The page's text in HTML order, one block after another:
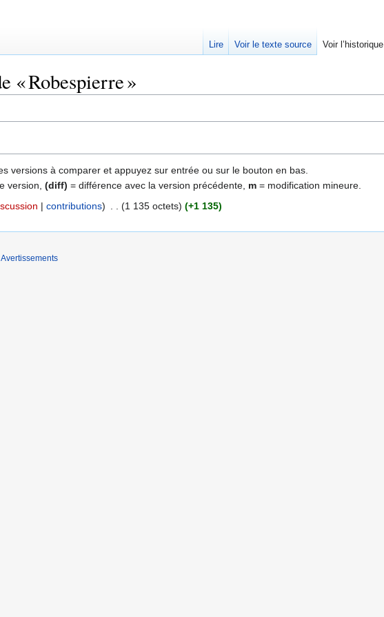
« Robespierre »
versions à comparer et appuyez sur entrée ou sur le bouton en bas.
version, (diff) = différence avec la version précédente, m = modification mineure.
contributions 1 135 octets +1 135
Lire Voir le texte source Voir l’historique
Avertissements